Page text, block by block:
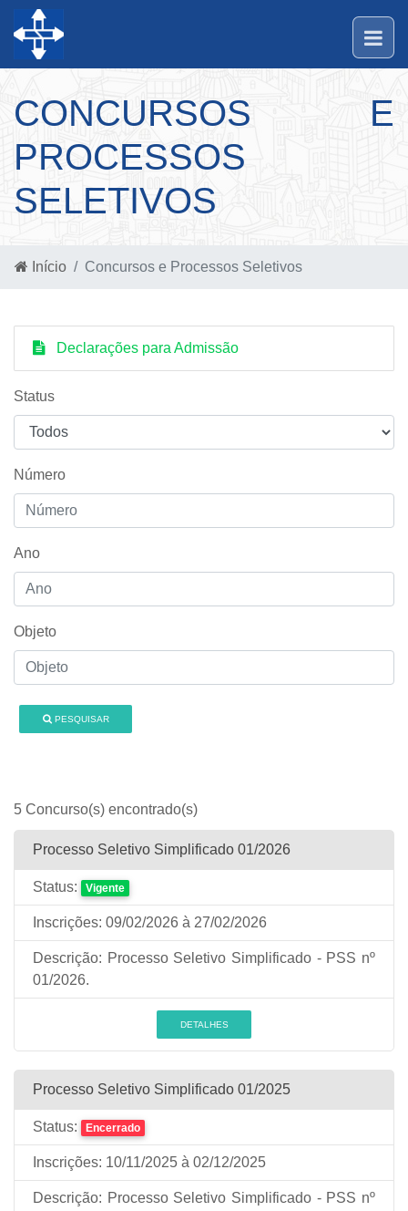
CONCURSOS E
PROCESSOS
SELETIVOS
Início Concursos e Processos Seletivos
Declarações para Admissão
Status
Número
Ano
Objeto
PESQUISAR
5 Concurso(s) encontrado(s)
Processo Seletivo Simplificado 01/2026
Status: Vigente
Inscrições: 09/02/2026 à 27/02/2026
Descrição: Processo Seletivo Simplificado - PSS nº
01/2026.
DETALHES
Processo Seletivo Simplificado 01/2025
Status: Encerrado
Inscrições: 10/11/2025 à 02/12/2025
Descrição: Processo Seletivo Simplificado - PSS nº